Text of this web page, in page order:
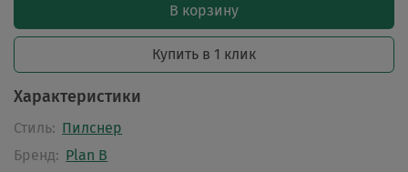
В корзину
Купить в 1 клик
Характеристики
Стиль: Пилснер
Бренд: Plan B